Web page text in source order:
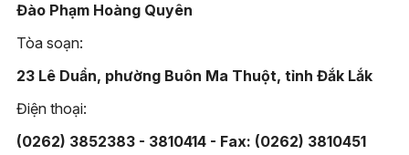
Đào Phạm Hoàng Quyên
Tòa soạn:
23 Lê Duẩn, phường Buôn Ma Thuột, tỉnh Đắk Lắk
Điện thoại:
(0262) 3852383 - 3810414 - Fax: (0262) 3810451